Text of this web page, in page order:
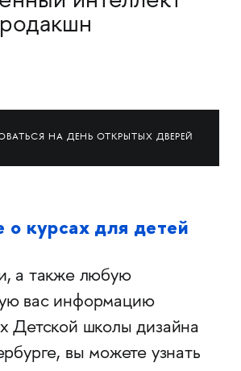
НА ДЕНЬ ОТКРЫТЫХ ДВЕРЕЙ
о курсах для детей
а также любую
вас информацию
Детской школы дизайна
вы можете узнать